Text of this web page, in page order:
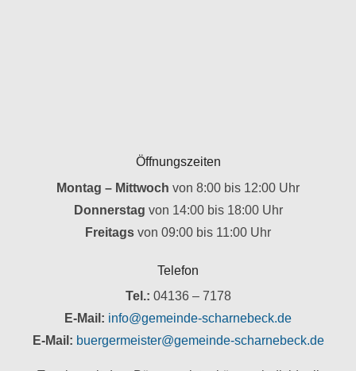
Öffnungszeiten
Montag – Mittwoch von 8:00 bis 12:00 Uhr
Donnerstag von 14:00 bis 18:00 Uhr
Freitags von 09:00 bis 11:00 Uhr
Telefon
Tel.: 04136 – 7178
E-Mail: info@gemeinde-scharnebeck.de
E-Mail: buergermeister@gemeinde-scharnebeck.de